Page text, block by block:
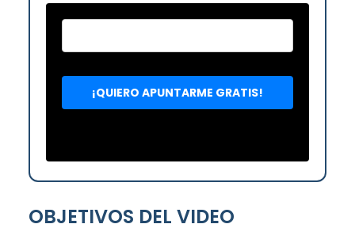
OBJETIVOS DEL VIDEO